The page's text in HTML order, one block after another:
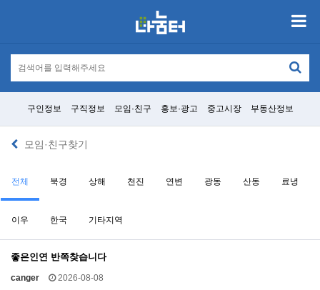
구인정보 구직정보 모임·친구 홍보·광고 중고시장 부동산정보
모임·친구찾기
전체 북경 상해 천진 연변 광동 산동 료녕
이우 한국 기타지역
좋은인연 반쪽찾습니다
canger 2026-08-08